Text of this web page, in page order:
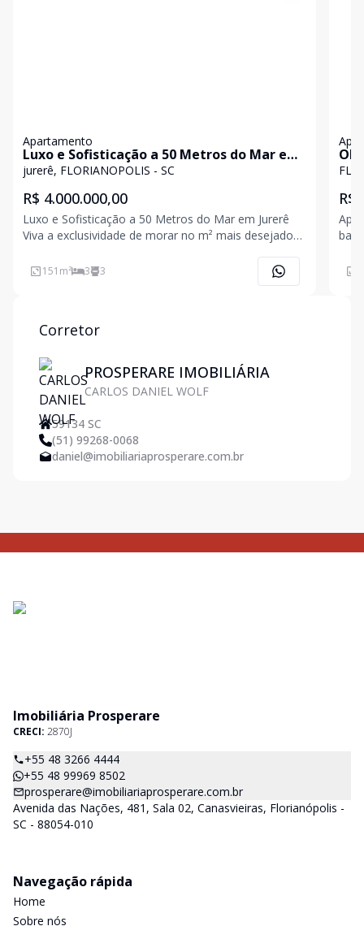
Apartamento
Luxo e Sofisticação a 50 Metros do Mar em
Jurerê
jurerê, FLORIANOPOLIS - SC
R$ 4.000.000,00
Luxo e Sofisticação a 50 Metros do Mar em Jurerê
Viva a exclusividade de morar no m² mais desejado
conceito aberto, recém-entregue pela construtora,
151 m² 3 3
R$
Corretor
PROSPERARE IMOBILIÁRIA
CARLOS DANIEL WOLF
59134 SC
(51) 99268-0068
daniel@imobiliariaprosperare.com.br
Imobiliária Prosperare
CRECI: 2870J
+55 48 3266 4444
+55 48 99969 8502
prosperare@imobiliariaprosperare.com.br
Avenida das Nações, 481, Sala 02, Canasvieiras, Florianópolis -
SC - 88054-010
Navegação rápida
Home
Sobre nós